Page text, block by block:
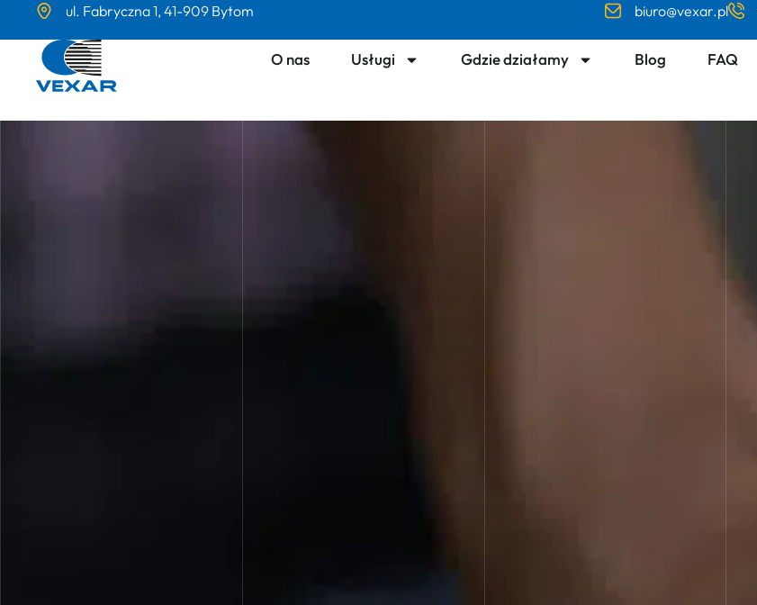
ul. Fabryczna 1, 41-909 Bytom biuro@vexar.pl
O nas Usługi Gdzie działamy Blog FAQ